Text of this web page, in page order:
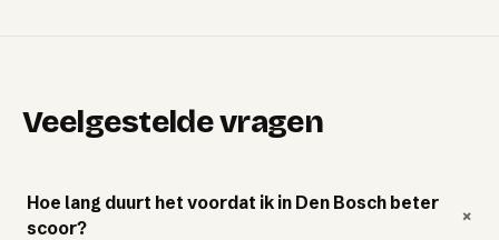
Veelgestelde vragen
Hoe lang duurt het voordat ik in Den Bosch beter
scoor?
+